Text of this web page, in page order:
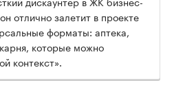
отлично залетит в проекте
форматы: аптека,
которые можно
контекст».